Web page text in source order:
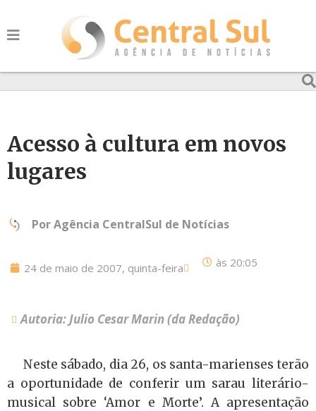
Acesso à cultura em novos
lugares
PorAgência CentralSul de Notícias
24 de maio de 2007, quinta-feira às 20:05
Autoria: Julio Cesar Marin (da Redação)
Neste sábado, dia 26, os santa-marienses terão
a oportunidade de conferir um sarau literário-
musical sobre ‘Amor e Morte’. A apresentação